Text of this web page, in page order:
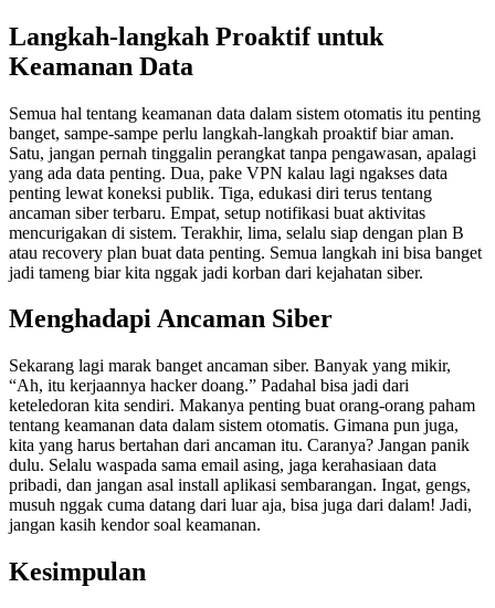
Langkah-langkah Proaktif untuk
Keamanan Data
Semua hal tentang keamanan data dalam sistem otomatis itu penting
banget, sampe-sampe perlu langkah-langkah proaktif biar aman.
Satu, jangan pernah tinggalin perangkat tanpa pengawasan, apalagi
yang ada data penting. Dua, pake VPN kalau lagi ngakses data
penting lewat koneksi publik. Tiga, edukasi diri terus tentang
ancaman siber terbaru. Empat, setup notifikasi buat aktivitas
mencurigakan di sistem. Terakhir, lima, selalu siap dengan plan B
atau recovery plan buat data penting. Semua langkah ini bisa banget
jadi tameng biar kita nggak jadi korban dari kejahatan siber.
Menghadapi Ancaman Siber
Sekarang lagi marak banget ancaman siber. Banyak yang mikir,
“Ah, itu kerjaannya hacker doang.” Padahal bisa jadi dari
keteledoran kita sendiri. Makanya penting buat orang-orang paham
tentang keamanan data dalam sistem otomatis. Gimana pun juga,
kita yang harus bertahan dari ancaman itu. Caranya? Jangan panik
dulu. Selalu waspada sama email asing, jaga kerahasiaan data
pribadi, dan jangan asal install aplikasi sembarangan. Ingat, gengs,
musuh nggak cuma datang dari luar aja, bisa juga dari dalam! Jadi,
jangan kasih kendor soal keamanan.
Kesimpulan